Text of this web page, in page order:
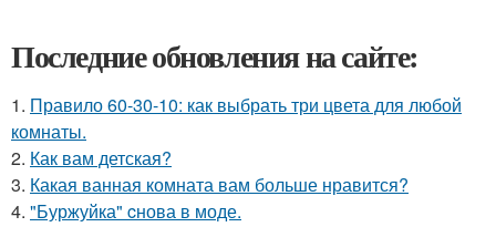
Последние обновления на сайте:
1. Правило 60-30-10: как выбрать три цвета для любой
комнаты.
2. Как вам детская?
3. Какая ванная комната вам больше нравится?
4. "Буржуйка" cнова в моде.